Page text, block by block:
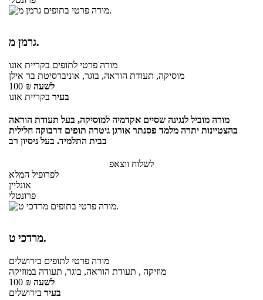
גרמן מ.
מורה פרטי לתופים בקריית אונו
מוסיקה, תעודת הוראה, בוגר, אוניברסיטת בר אילן
100 ₪ לשעה
בעיר בקריית אונו
מורה מוביל לנגינה שסיים אקדמיה למוסיקה, בעל תעודת הוראה
בהצטיינות יתרה מלמד פסנתר אורגן גיטרה תופים דרבוקה חלילית
בבית התלמיד. בעל ניסיון רב
לשלוח ווצאפ
לפרופיל המלא
אונליין
פרונטלי
מרדכי ט.
מורה פרטי לתופים בירושלים
מוזיקה , תעודת הוראה, בוגר, תעודה במוזיקה
100 ₪ לשעה
בעיר בירושלים